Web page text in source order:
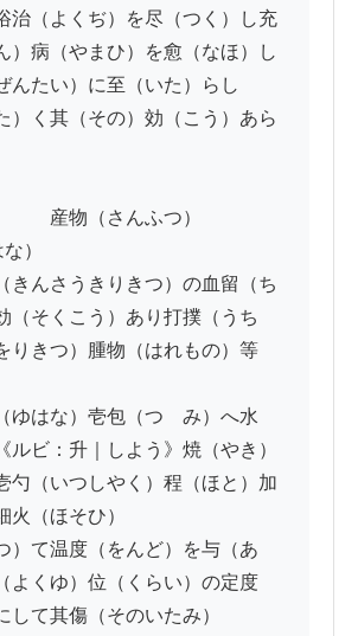
治（よくぢ）を尽（つく）し充
）病（やまひ）を愈（なほ）し
んたい）に至（いた）らし
）く其（その）効（こう）あら
さんふつ）
）
んさうきりきつ）の血留（ち
（そくこう）あり打撲（うち
りきつ）腫物（はれもの）等
はな）壱包（つゝみ）へ水
ルビ：升｜しよう》焼（やき）
勺（いつしやく）程（ほと）加
火（ほそひ）
て温度（をんど）を与（あ
よくゆ）位（くらい）の定度
して其傷（そのいたみ）